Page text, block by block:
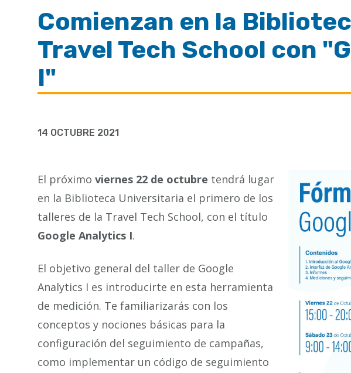
enlaces
ayuda
navegación
Comienzan en la
Travel Tech School con
I"
14 OCTUBRE 2021
El próximo viernes 22 de octubre tendrá lugar
en la Biblioteca Universitaria el primero de los
talleres de la Travel Tech School, con el título
Google Analytics I.
El objetivo general del taller de Google
Analytics I es introducirte en esta herramienta
de medición. Te familiarizarás con los
conceptos y nociones básicas para la
configuración del seguimiento de campañas,
como implementar un código de seguimiento